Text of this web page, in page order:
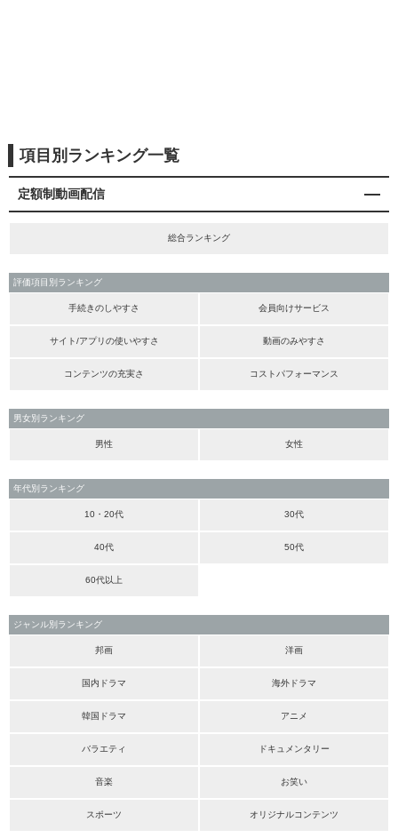
項目別ランキング一覧
定額制動画配信
総合ランキング
評価項目別ランキング
手続きのしやすさ 会員向けサービス
サイト/アプリの使いやすさ 動画のみやすさ
コンテンツの充実さ コストパフォーマンス
男女別ランキング
男性 女性
年代別ランキング
10・20代 30代
40代 50代
60代以上
ジャンル別ランキング
邦画 洋画
国内ドラマ 海外ドラマ
韓国ドラマ アニメ
バラエティ ドキュメンタリー
音楽 お笑い
スポーツ オリジナルコンテンツ